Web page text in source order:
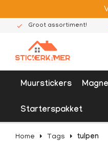
Groot assortiment!
Muurstickers
Starterspakket
Home Tags tulpen